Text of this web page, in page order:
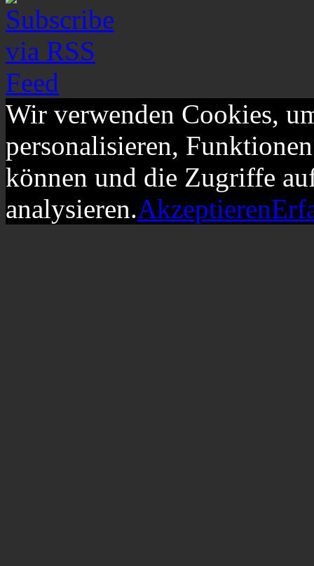
Wir verwenden Cookies,
personalisieren,
können und die Zugriffe
analysieren.Akzeptieren